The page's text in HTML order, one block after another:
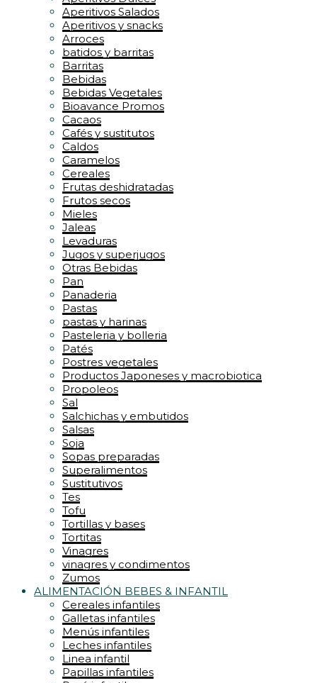
Aperitivos Salados
Aperitivos y snacks
Arroces
batidos y barritas
Barritas
Bebidas
Bebidas Vegetales
Bioavance Promos
Cacaos
Cafés y sustitutos
Caldos
Caramelos
Cereales
Frutas deshidratadas
Frutos secos
Mieles
Jaleas
Levaduras
Jugos y superjugos
Otras Bebidas
Pan
Panaderia
Pastas
pastas y harinas
Pasteleria y bolleria
Patés
Postres vegetales
Productos Japoneses y macrobiotica
Propoleos
Sal
Salchichas y embutidos
Salsas
Soja
Sopas preparadas
Superalimentos
Sustitutivos
Tes
Tofu
Tortillas y bases
Tortitas
Vinagres
vinagres y condimentos
Zumos
ALIMENTACIÓN BEBES & INFANTIL
Cereales infantiles
Galletas infantiles
Menús infantiles
Leches infantiles
Linea infantil
Papillas infantiles